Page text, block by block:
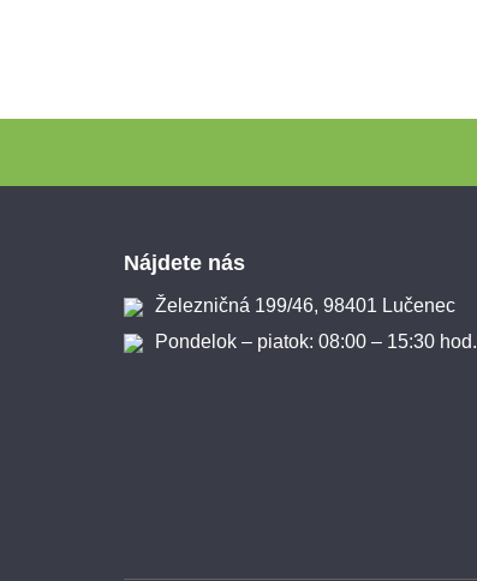
Nájdete nás
Železničná 199/46, 98401 Lučenec
Pondelok – piatok: 08:00 – 15:30 hod.